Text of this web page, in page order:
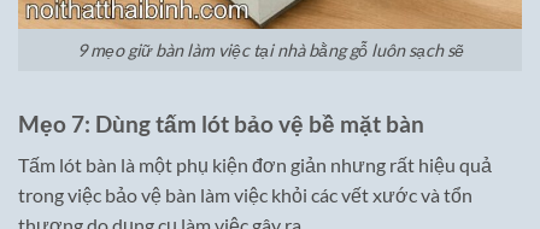
9 mẹo giữ bàn làm việc tại nhà bằng gỗ luôn sạch sẽ
Mẹo 7: Dùng tấm lót bảo vệ bề mặt bàn
Tấm lót bàn là một phụ kiện đơn giản nhưng rất hiệu quả
trong việc bảo vệ bàn làm việc khỏi các vết xước và tổn